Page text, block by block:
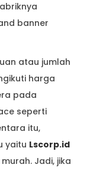
banner
atau jumlah
harga
pada
seperti
itu,
yaitu Lscorp.id
Jadi, jika